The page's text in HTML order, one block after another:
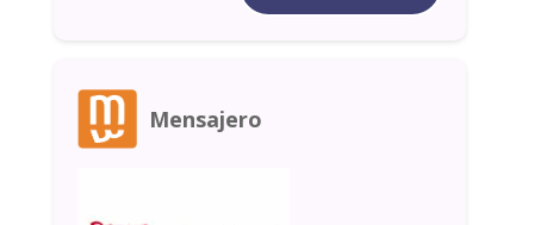
Mensajero